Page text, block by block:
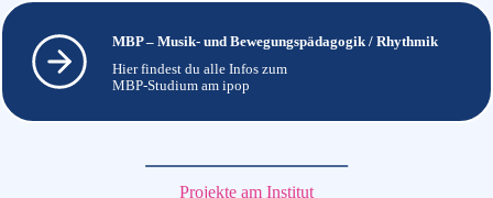
MBP – Musik- und Bewegungspädagogik / Rhythmik
Hier findest du alle Infos zum
MBP-Studium am ipop
Projekte am Institut